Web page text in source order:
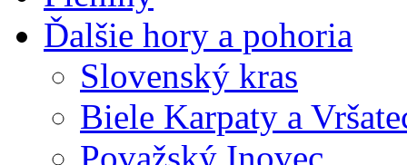
Ďalšie hory a pohoria
Slovenský kras
Biele Karpaty a